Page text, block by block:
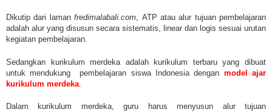
Dikutip dari lamanfredimalabali.com, ATP atau alur tujuan pembelajaran
adalah alur yang disusun secara sistematis, linear dan logis sesuai urutan
kegiatan pembelajaran.
Sedangkan kurikulum merdeka adalah
kurikulum terbaru yang dibuat
untuk mendukung pembelajaran siswa Indonesia dengan model ajar
kurikulum merdeka
Dalam kurikulum merdeka, guru harus menyusun alur tujuan